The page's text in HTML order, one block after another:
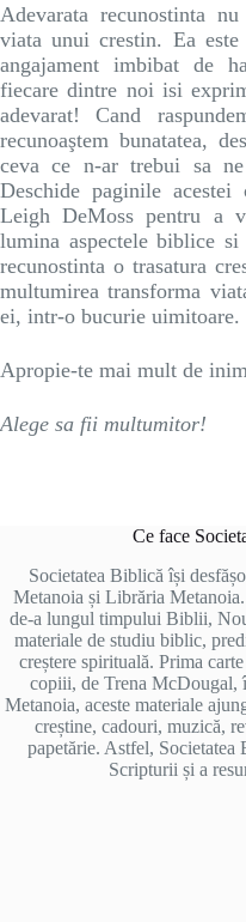
Adevarata recunostinta
viata unui crestin. Ea
angajament imbibat de
fiecare dintre noi isi
adevarat! Cand
recunoaştem bunatatea,
ceva ce n-ar trebui sa
Deschide paginile
Leigh DeMoss pentru a
lumina aspectele biblice
recunostinta o trasatura
multumirea transforma
ei, intr-o bucurie uimitoare.
Apropie-te mai mult de
Alege sa fii multumitor!
Ce face
Societatea Biblică își
Metanoia și Librăria
de-a lungul timpului Biblii,
materiale de studiu biblic,
creștere spirituală. Prima
copiii, de Trena McDougal,
Metanoia, aceste materiale
creștine, cadouri, muzică,
papetărie. Astfel, Societatea
Scripturii și a